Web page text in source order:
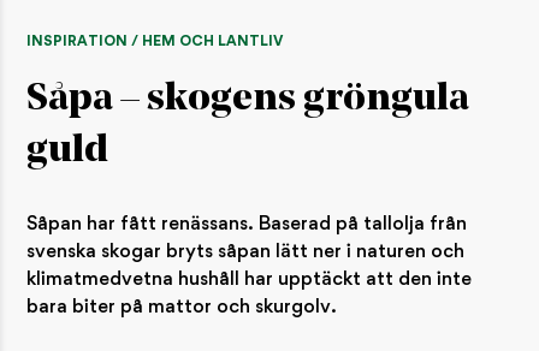
INSPIRATION / HEM OCH LANTLIV
Såpa – skogens gröngula
guld
Såpan har fått renässans. Baserad på tallolja från
svenska skogar bryts såpan lätt ner i naturen och
klimatmedvetna hushåll har upptäckt att den inte
bara biter på mattor och skurgolv.